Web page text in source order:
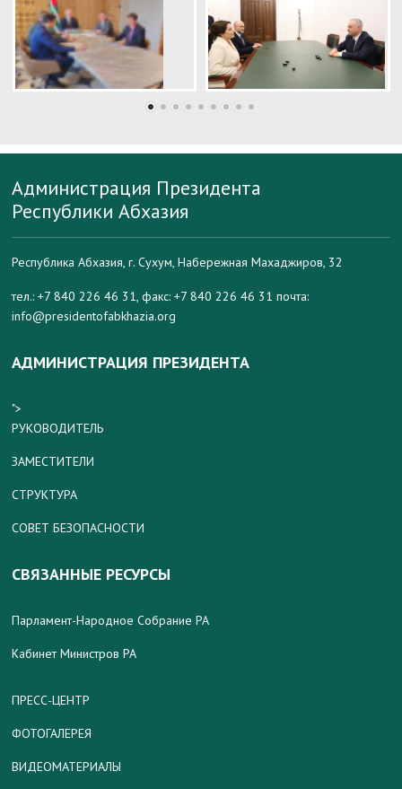
Администрация Президента
Республики Абхазия
Республика Абхазия, г. Сухум, Набережная Махаджиров, 32
тел.: +7 840 226 46 31, факс: +7 840 226 46 31 почта:
info@presidentofabkhazia.org
АДМИНИСТРАЦИЯ ПРЕЗИДЕНТА
">
РУКОВОДИТЕЛЬ
ЗАМЕСТИТЕЛИ
СТРУКТУРА
СОВЕТ БЕЗОПАСНОСТИ
СВЯЗАННЫЕ РЕСУРСЫ
Парламент-Народное Собрание РА
Кабинет Министров РА
ПРЕСС-ЦЕНТР
ФОТОГАЛЕРЕЯ
ВИДЕОМАТЕРИАЛЫ